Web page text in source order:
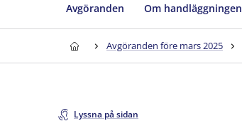
Avgöranden Om handläggningen
Avgöranden före mars 2025
Lyssna på sidan